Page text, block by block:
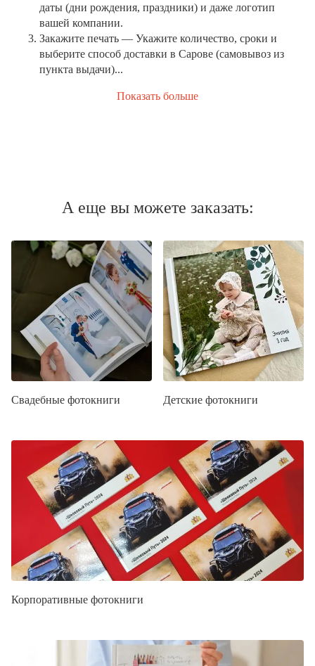
даты (дни рождения, праздники) и даже логотип
вашей компании.
Закажите печать — Укажите количество, сроки и
выберите способ доставки в Сарове (самовывоз из
пункта выдачи)...
Показать больше
А еще вы можете заказать:
Свадебные фотокниги Детские фотокниги
Корпоративные фотокниги